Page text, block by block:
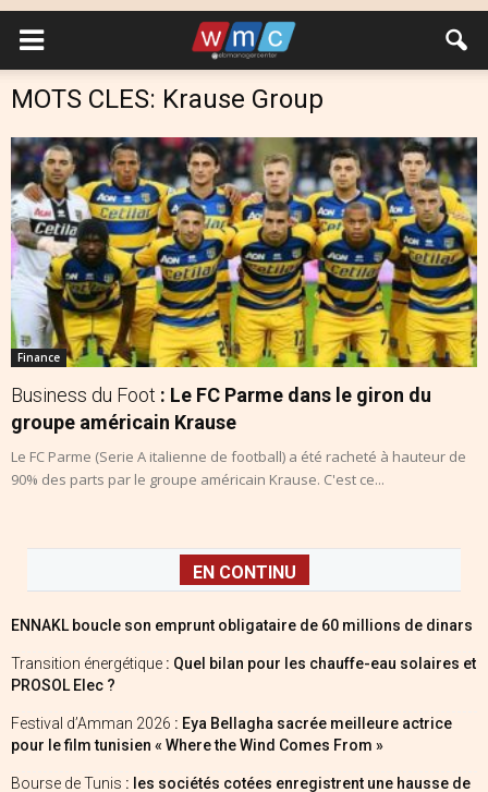
MOTS CLES: Krause Group
Finance
Business du Foot : Le FC Parme dans le giron du
groupe américain Krause
Le FC Parme (Serie A italienne de football) a été racheté à hauteur de
90% des parts par le groupe américain Krause. C'est ce...
EN CONTINU
ENNAKL boucle son emprunt obligataire de 60 millions de dinars
Transition énergétique : Quel bilan pour les chauffe-eau solaires et
PROSOL Elec ?
Festival d’Amman 2026 : Eya Bellagha sacrée meilleure actrice
pour le film tunisien « Where the Wind Comes From »
Bourse de Tunis : les sociétés cotées enregistrent une hausse de